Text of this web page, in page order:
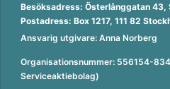
Besöksadress: Österlånggatan 43,
Postadress: Box 1217, 111 82
Ansvarig utgivare: Anna Norberg
Organisationsnummer: 556154-
Serviceaktiebolag)